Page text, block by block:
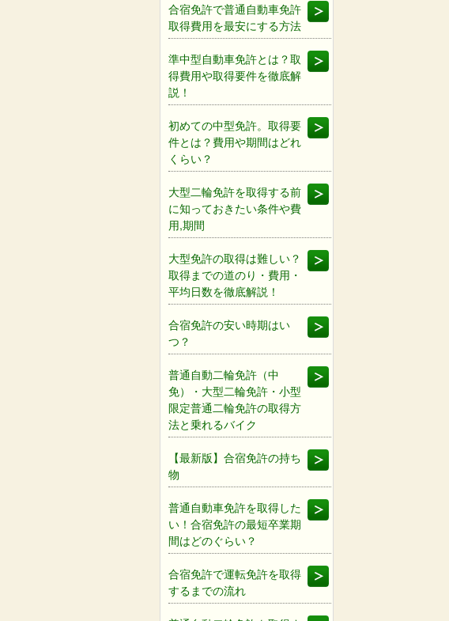
合宿免許で普通自動車免許
取得費用を最安にする方法
準中型自動車免許とは？取
得費用や取得要件を徹底解
説！
初めての中型免許。取得要
件とは？費用や期間はどれ
くらい？
大型二輪免許を取得する前
に知っておきたい条件や費
用,期間
大型免許の取得は難しい？
取得までの道のり・費用・
平均日数を徹底解説！
合宿免許の安い時期はい
つ？
普通自動二輪免許（中
免）・大型二輪免許・小型
限定普通二輪免許の取得方
法と乗れるバイク
【最新版】合宿免許の持ち
物
普通自動車免許を取得した
い！合宿免許の最短卒業期
間はどのぐらい？
合宿免許で運転免許を取得
するまでの流れ